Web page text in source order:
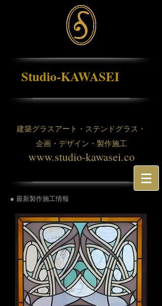
Studio-KAWASEI
建築グラスアート・ステンドグラス・
企画・デザイン・製作施工
www.studio-kawasei.co
● 最新製作施工情報